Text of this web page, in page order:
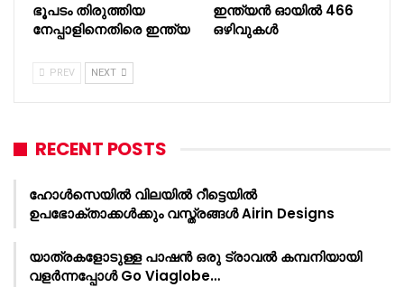
ഭൂപടം തിരുത്തിയ
നേപ്പാളിനെതിരെ ഇന്ത്യ
ഇന്ത്യൻ ഓയിൽ 466
ഒഴിവുകൾ
PREV NEXT
RECENT POSTS
ഹോൾസെയിൽ വിലയിൽ റീട്ടെയിൽ
ഉപഭോക്താക്കൾക്കും വസ്ത്രങ്ങൾ Airin Designs
യാത്രകളോടുള്ള പാഷൻ ഒരു ട്രാവൽ കമ്പനിയായി
വളർന്നപ്പോൾ Go Viaglobe…